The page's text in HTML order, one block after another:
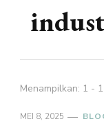
Menampilkan: 1 -
MEI 8, 2025